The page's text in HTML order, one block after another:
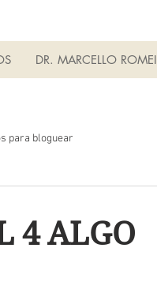
DR. MARCELLO ROMEI
para bloguear
4 ALGO